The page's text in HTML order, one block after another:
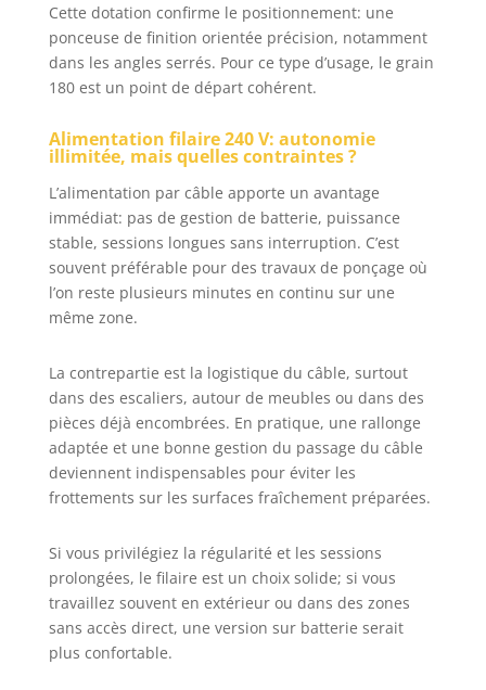
Cette dotation confirme le positionnement: une
ponceuse de finition orientée précision, notamment
dans les angles serrés. Pour ce type d’usage, le grain
180 est un point de départ cohérent.
Alimentation filaire 240 V: autonomie
illimitée, mais quelles contraintes ?
L’alimentation par câble apporte un avantage
immédiat: pas de gestion de batterie, puissance
stable, sessions longues sans interruption. C’est
souvent préférable pour des travaux de ponçage où
l’on reste plusieurs minutes en continu sur une
même zone.
La contrepartie est la logistique du câble, surtout
dans des escaliers, autour de meubles ou dans des
pièces déjà encombrées. En pratique, une rallonge
adaptée et une bonne gestion du passage du câble
deviennent indispensables pour éviter les
frottements sur les surfaces fraîchement préparées.
Si vous privilégiez la régularité et les sessions
prolongées, le filaire est un choix solide; si vous
travaillez souvent en extérieur ou dans des zones
sans accès direct, une version sur batterie serait
plus confortable.